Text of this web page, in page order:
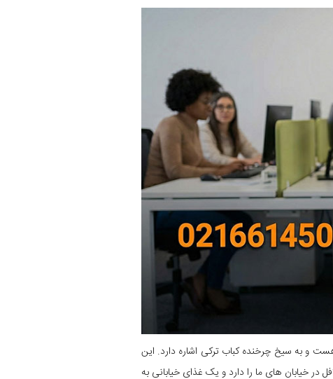
و به سیخ چرخنده کباب ترکی اشاره دارد. این
در خیابان های ما را دارد و یک غذای خیابانی به